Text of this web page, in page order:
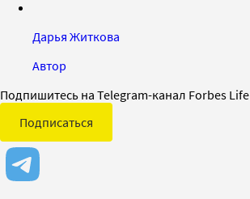
Дарья Житкова
Автор
Подпишитесь на Telegram-канал Forbes Life
Подписаться